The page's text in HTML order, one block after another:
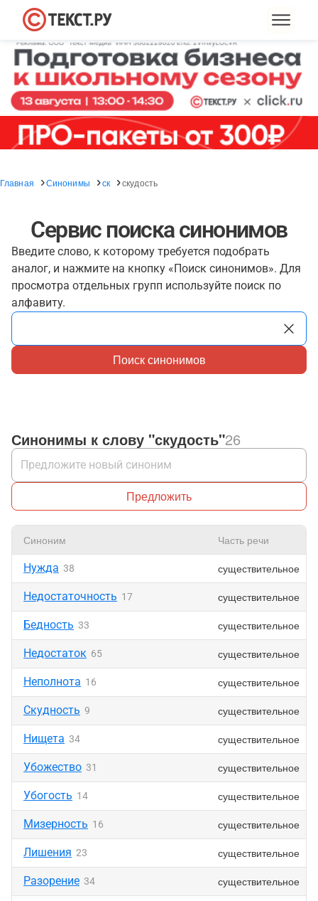
Главная Синонимы ск скудость
Сервис поиска синонимов
Введите слово, к которому требуется подобрать
аналог, и нажмите на кнопку «Поиск синонимов». Для
просмотра отдельных групп используйте поиск по
алфавиту.
Поиск синонимов
Синонимы к слову "скудость"26
Предложить
Синоним Часть речи
Нужда 38 существительное
Недостаточность 17 существительное
Бедность 33 существительное
Недостаток 65 существительное
Неполнота 16 существительное
Скудность 9 существительное
Нищета 34 существительное
Убожество 31 существительное
Убогость 14 существительное
Мизерность 16 существительное
Лишения 23 существительное
Разорение 34 существительное